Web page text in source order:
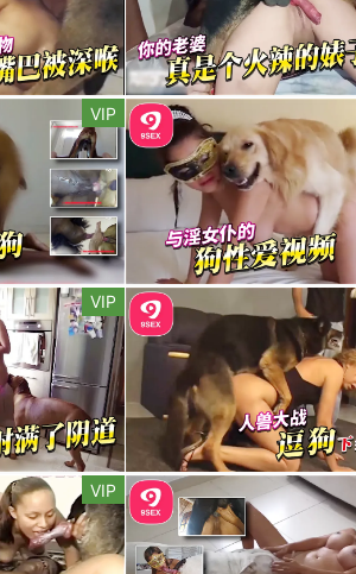
VIP
VIP
VIP